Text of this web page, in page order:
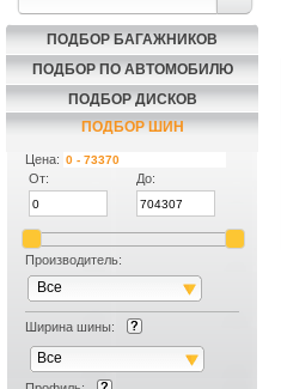
ПОДБОР БАГАЖНИКОВ
ПОДБОР ПО АВТОМОБИЛЮ
ПОДБОР ДИСКОВ
ПОДБОР ШИН
Цена:
От:
До:
Производитель:
Все
Ширина шины:
Все